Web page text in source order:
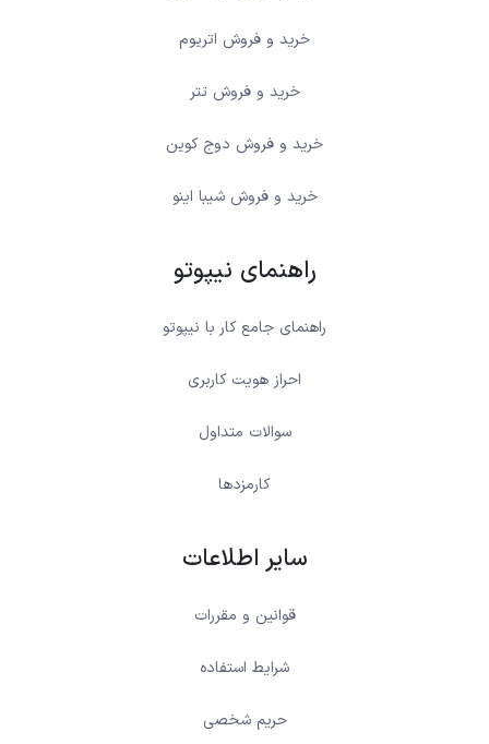
خرید و فروش اتریوم
خرید و فروش تتر
خرید و فروش دوج کوین
خرید و فروش شیبا اینو
راهنمای نیپوتو
راهنمای جامع کار با نیپوتو
احراز هویت کاربری
سوالات متداول
کارمزدها
سایر اطلاعات
قوانین و مقررات
شرایط استفاده
حریم شخصی